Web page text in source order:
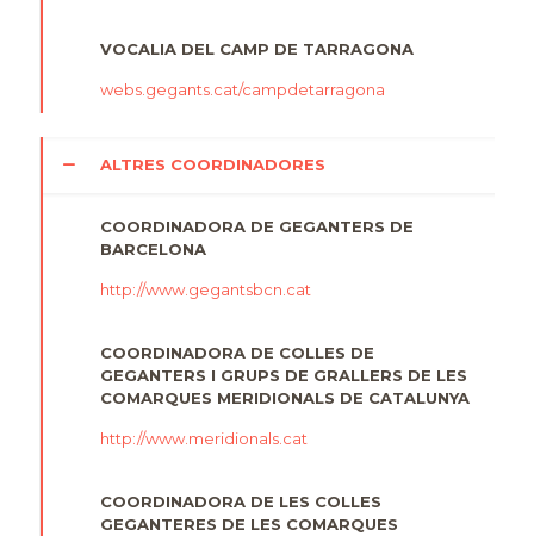
VOCALIA DEL CAMP DE TARRAGONA
webs.gegants.cat/campdetarragona
ALTRES COORDINADORES
COORDINADORA DE GEGANTERS DE
BARCELONA
http://www.gegantsbcn.cat
COORDINADORA DE COLLES DE
GEGANTERS I GRUPS DE GRALLERS DE LES
COMARQUES MERIDIONALS DE CATALUNYA
http://www.meridionals.cat
COORDINADORA DE LES COLLES
GEGANTERES DE LES COMARQUES